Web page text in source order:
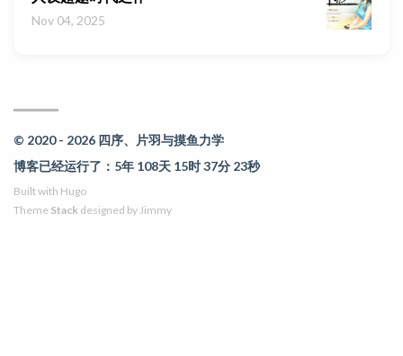
Nov 04, 2025
© 2020 - 2026 四序、片羽与摸鱼力学
博客已经运行了：5年 108天 15时 37分 23秒
Built with Hugo
Theme Stack designed by Jimmy